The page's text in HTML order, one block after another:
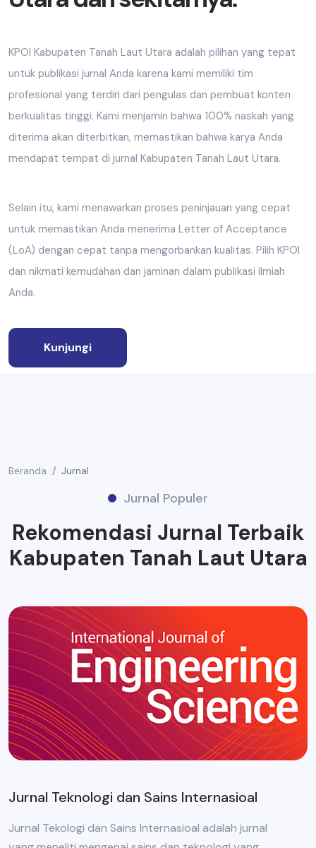
KPOI Kabupaten Tanah Laut Utara adalah pilihan yang tepat
untuk publikasi jurnal Anda karena kami memiliki tim
profesional yang terdiri dari pengulas dan pembuat konten
berkualitas tinggi. Kami menjamin bahwa 100% naskah yang
diterima akan diterbitkan, memastikan bahwa karya Anda
mendapat tempat di jurnal Kabupaten Tanah Laut Utara.
Selain itu, kami menawarkan proses peninjauan yang cepat
untuk memastikan Anda menerima Letter of Acceptance
(LoA) dengan cepat tanpa mengorbankan kualitas. Pilih KPOI
dan nikmati kemudahan dan jaminan dalam publikasi ilmiah
Anda.
Kunjungi
Beranda Jurnal
Jurnal Populer
Rekomendasi Jurnal Terbaik
Kabupaten Tanah Laut Utara
Jurnal Teknologi dan Sains Internasioal
Jurnal Tekologi dan Sains Internasioal adalah jurnal